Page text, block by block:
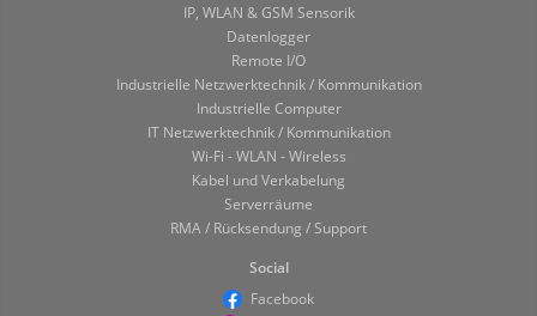
IP, WLAN & GSM Sensorik
Datenlogger
Remote I/O
Industrielle Netzwerktechnik / Kommunikation
Industrielle Computer
IT Netzwerktechnik / Kommunikation
Wi-Fi - WLAN - Wireless
Kabel und Verkabelung
Serverräume
RMA / Rücksendung / Support
Social
Facebook